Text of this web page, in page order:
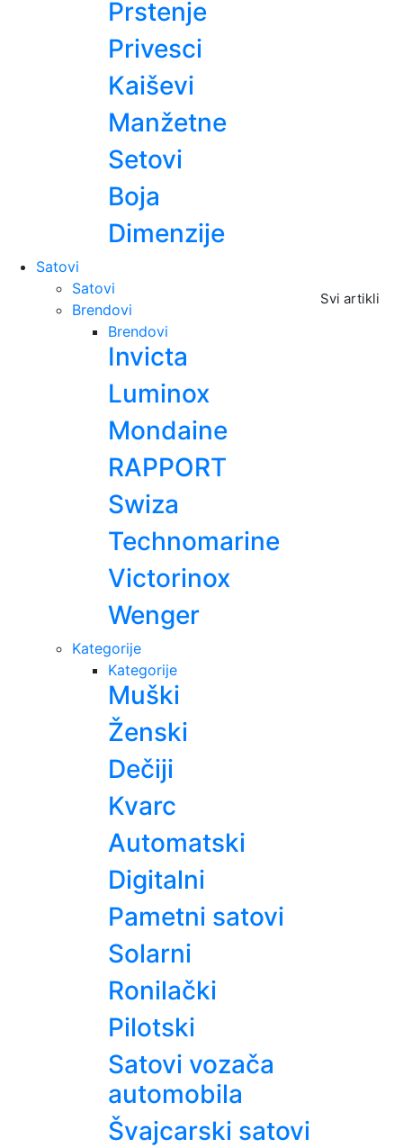
Prstenje
Privesci
Kaiševi
Manžetne
Setovi
Boja
Dimenzije
Satovi
Svi artikli
Satovi
Brendovi
Brendovi
Invicta
Luminox
Mondaine
RAPPORT
Swiza
Technomarine
Victorinox
Wenger
Kategorije
Kategorije
Muški
Ženski
Dečiji
Kvarc
Automatski
Digitalni
Pametni satovi
Solarni
Ronilački
Pilotski
Satovi vozača
automobila
Švajcarski satovi